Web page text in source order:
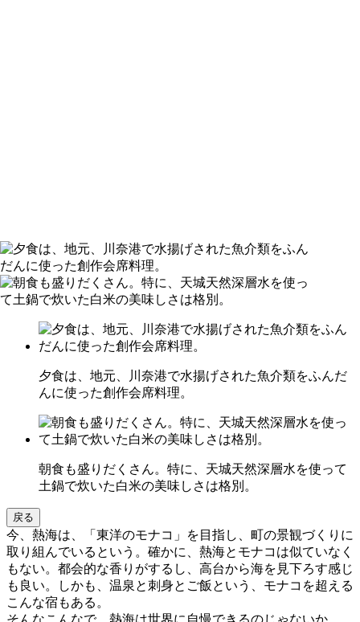
夕食は、地元、川奈港で水揚げされた魚介類をふんだ
んに使った創作会席料理。
朝食も盛りだくさん。特に、天城天然深層水を使って
土鍋で炊いた白米の美味しさは格別。
戻る
今、熱海は、「東洋のモナコ」を目指し、町の景観づくりに
取り組んでいるという。確かに、熱海とモナコは似ていなく
もない。都会的な香りがするし、高台から海を見下ろす感じ
も良い。しかも、温泉と刺身とご飯という、モナコを超える
こんな宿もある。